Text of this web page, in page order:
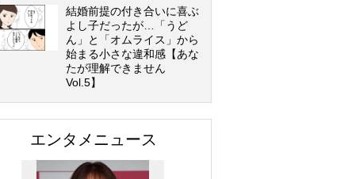
結婚前提の付き合いに喜ぶ
よし子だったが…「うど
ん」と「オムライス」から
始まる小さな違和感【あな
たが理解できません
Vol.5】
エンタメニュース